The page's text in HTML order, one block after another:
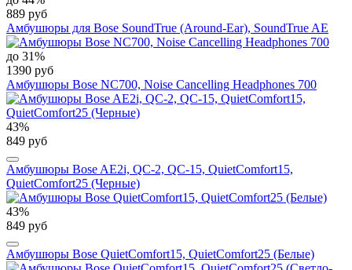
889 руб
Амбушюры для Bose SoundTrue (Around-Ear), SoundTrue AE
до 31%
1390 руб
Амбушюры Bose NC700, Noise Cancelling Headphones 700
43%
849 руб
Амбушюры Bose AE2i, QC-2, QC-15, QuietComfort15,
QuietComfort25 (Черные)
43%
849 руб
Амбушюры Bose QuietComfort15, QuietComfort25 (Белые)